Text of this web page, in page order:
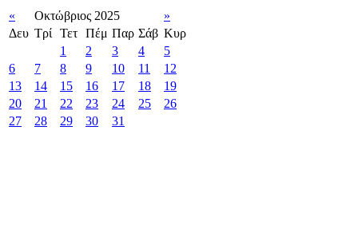
« Οκτώβριος 2025
»
Δευ Τρί Τετ Πέμ Παρ Σάβ Κυρ
1
2 3 4
5
6
7 8 9 10 11
12
13
14 15 16 17 18
19
20
21 22 23 24 25
26
27
28 29 30 31